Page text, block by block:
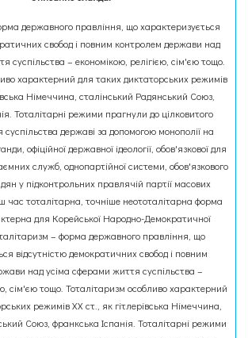
державного правління, що характеризується
свобод і повним контролем держави над
суспільства – економікою, релігією, сім'єю тощо.
характерний для таких диктаторських режимів
Німеччина, сталінський Радянський Союз,
Тоталітарні режими прагнули до цілковитого
суспільства державі за допомогою монополії на
офіційної державної ідеології, обов'язкової для
служб, однопартійної системи, обов'язкового
у підконтрольних правлячій партії масових
час тоталітарна, точніше неототалітарна форма
для Корейської Народно-Демократичної
– форма державного правління, що
відсутністю демократичних свобод і повним
над усіма сферами життя суспільства –
сім'єю тощо. Тоталітаризм особливо характерний
режимів XX ст., як гітлерівська Німеччина,
Союз, франкська Іспанія. Тоталітарні режими